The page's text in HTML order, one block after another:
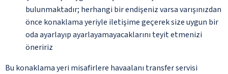
bulunmaktadır; herhangi bir endişeniz varsa varışınızdan
önce konaklama yeriyle iletişime geçerek size uygun bir
oda ayarlayıp ayarlayamayacaklarını teyit etmenizi
öneririz
Bu konaklama yeri misafirlere havaalanı transfer servisi